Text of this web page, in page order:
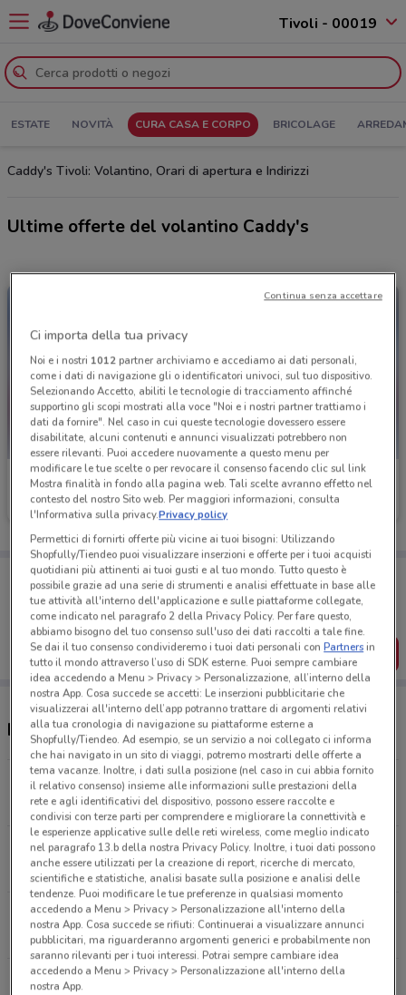
Tivoli - 00019
ESTATE NOVITÀ CURA CASA E CORPO BRICOLAGE
Caddy's Tivoli: Volantino, Orari di apertura e Indirizzi
Ultime offerte del volantino Caddy's
Caddy's
Scade il 18/08 18.9 km
Caddy's
Porta DoveConviene sempre con te!
Puoi trovare le migliori offerte dei negozi vicino a te,
salvarle e creare la tua lista del risparmio, comodamente
dal tuo cellulare.
SCARICA L’APP
Negozi Caddy's a Tivoli
Via dei Castani, 135-137 Roma
18.8 km
APERTO
Via dei Serpenti 155 Roma
24.1 km
APERTO
Piazza Testaccio 32 Roma
25.7 km
APERTO
Tutti i negozi Caddy's
Ci importa della tua privacy
Noi e i nostri 1012partner archiviamo e accediamo ai dati personali,
come i dati di navigazione gli o identificatori univoci, sul tuo dispositivo.
Selezionando Accetto, abiliti le tecnologie di tracciamento affinché
supportino gli scopi mostrati alla voce "Noi e i nostri partner trattiamo i
dati da fornire". Nel caso in cui queste tecnologie dovessero essere
disabilitate, alcuni contenuti e annunci visualizzati potrebbero non
essere rilevanti. Puoi accedere nuovamente a questo menu per
modificare le tue scelte o per revocare il consenso facendo clic sul link
Mostra finalità in fondo alla pagina web. Tali scelte avranno effetto nel
contesto del nostro Sito web. Per maggiori informazioni, consulta
l'Informativa sulla privacy.Privacy policy
Permettici di fornirti offerte più vicine ai tuoi bisogni: Utilizzando
Shopfully/Tiendeo puoi visualizzare inserzioni e offerte per i tuoi acquisti
quotidiani più attinenti ai tuoi gusti e al tuo mondo. Tutto questo è
possibile grazie ad una serie di strumenti e analisi effettuate in base alle
tue attività all'interno dell'applicazione e sulle piattaforme collegate,
come indicato nel paragrafo 2 della Privacy Policy. Per fare questo,
abbiamo bisogno del tuo consenso sull'uso dei dati raccolti a tale fine.
Se dai il tuo consenso condivideremo i tuoi dati personali conPartnersin
tutto il mondo attraverso l’uso di SDK esterne. Puoi sempre cambiare
idea accedendo a Menu > Privacy > Personalizzazione, all’interno della
nostra App. Cosa succede se accetti: Le inserzioni pubblicitarie che
visualizzerai all'interno dell’app potranno trattare di argomenti relativi
alla tua cronologia di navigazione su piattaforme esterne a
Shopfully/Tiendeo. Ad esempio, se un servizio a noi collegato ci informa
che hai navigato in un sito di viaggi, potremo mostrarti delle offerte a
tema vacanze. Inoltre, i dati sulla posizione (nel caso in cui abbia fornito
il relativo consenso) insieme alle informazioni sulle prestazioni della
rete e agli identificativi del dispositivo, possono essere raccolte e
condivisi con terze parti per comprendere e migliorare la connettività e
le esperienze applicative sulle delle reti wireless, come meglio indicato
nel paragrafo 13.b della nostra Privacy Policy. Inoltre, i tuoi dati possono
anche essere utilizzati per la creazione di report, ricerche di mercato,
scientifiche e statistiche, analisi basate sulla posizione e analisi delle
tendenze. Puoi modificare le tue preferenze in qualsiasi momento
accedendo a Menu > Privacy > Personalizzazione all'interno della
nostra App. Cosa succede se rifiuti: Continuerai a visualizzare annunci
pubblicitari, ma riguarderanno argomenti generici e probabilmente non
saranno rilevanti per i tuoi interessi. Potrai sempre cambiare idea
accedendo a Menu > Privacy > Personalizzazione all'interno della
nostra App.
Continua senza accettare